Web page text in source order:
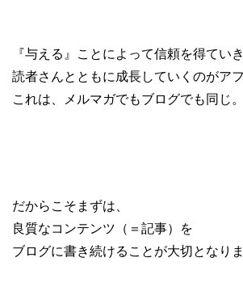
『与える』ことによって信頼を得ていき
読者さんとともに成長していくのがア
これは、メルマガでもブログでも同じ。
だからこそまずは、
良質なコンテンツ（＝記事）を
ブログに書き続けることが大切となりま